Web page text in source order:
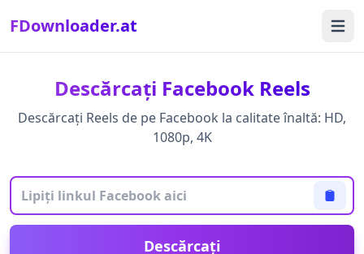
FDownloader.at Open
Descărcați Facebook Reels
Descărcați Reels de pe Facebook la calitate înaltă: HD,
1080p, 4K
Descărcați